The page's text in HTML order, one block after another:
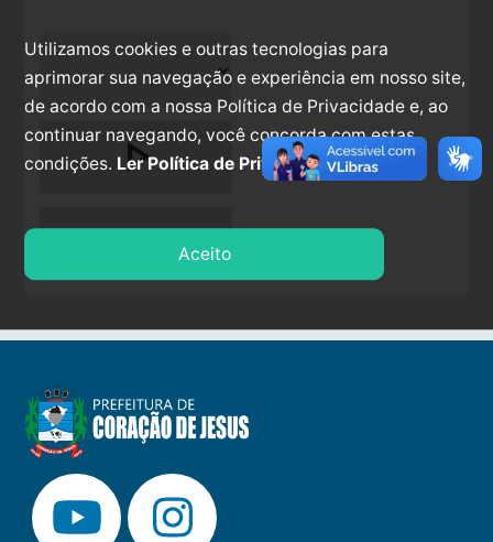
play_arrow
stop
Utilizamos cookies e outras tecnologias para
aprimorar sua navegação e experiência em nosso site,
de acordo com a nossa Política de Privacidade e, ao
continuar navegando, você concorda com estas
condições. Ler Política de Privacidade.
Aceito